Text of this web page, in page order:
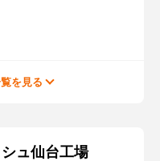
を見る
ュ仙台工場